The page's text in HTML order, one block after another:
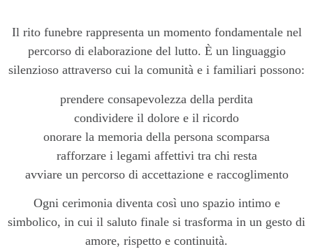
Il rito funebre rappresenta un momento fondamentale nel
percorso di elaborazione del lutto. È un linguaggio
silenzioso attraverso cui la comunità e i familiari possono:
prendere consapevolezza della perdita
condividere il dolore e il ricordo
onorare la memoria della persona scomparsa
rafforzare i legami affettivi tra chi resta
avviare un percorso di accettazione e raccoglimento
Ogni cerimonia diventa così uno spazio intimo e
simbolico, in cui il saluto finale si trasforma in un gesto di
amore, rispetto e continuità.